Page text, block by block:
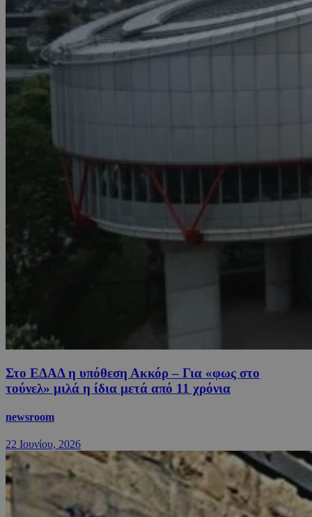
Στο ΕΔΑΔ η υπόθεση Ακκόρ – Για «φως στο
τούνελ» μιλά η ίδια μετά από 11 χρόνια
newsroom
22 Ιουνίου, 2026